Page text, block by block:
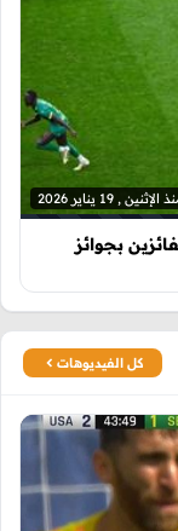
الإثنين , 19 يناير 2026
بجوائز
كل الفيديوهات